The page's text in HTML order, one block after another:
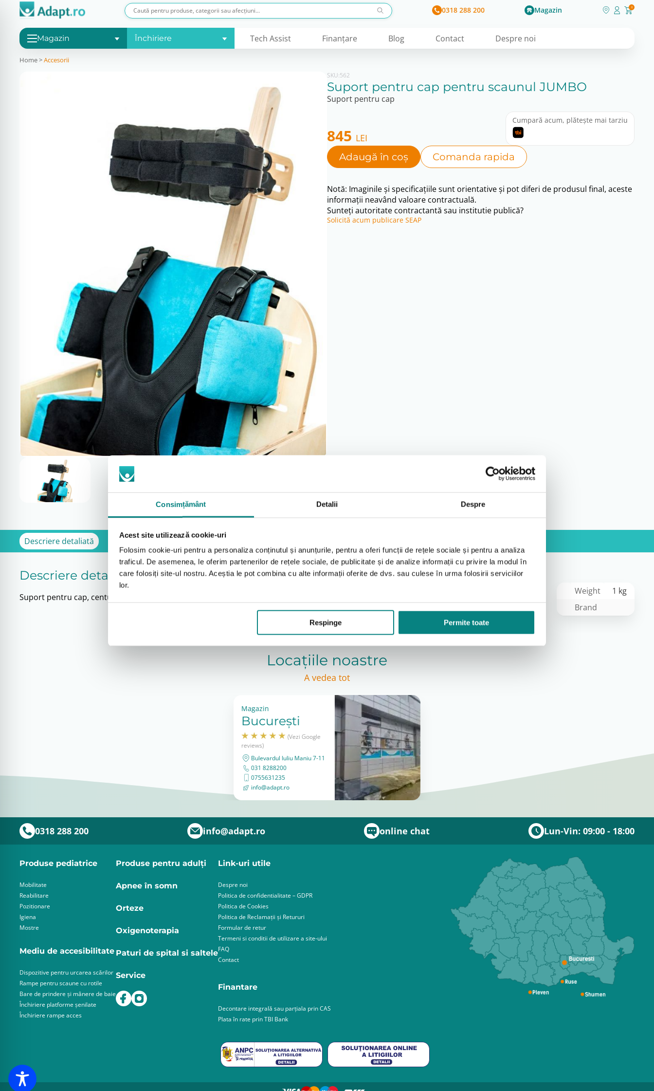
Consimțământ Detalii Despre
Acest site utilizează cookie-uri
Folosim cookie-uri pentru a personaliza conținutul și anunțurile, pentru a oferi funcții de rețele sociale și pentru a analiza
traficul. De asemenea, le oferim partenerilor de rețele sociale, de publicitate și de analize informații cu privire la modul în
care folosiți site-ul nostru. Aceștia le pot combina cu alte informații oferite de dvs. sau culese în urma folosirii serviciilor
lor.
Respinge Permite toate
0318 288 200 Magazin 0
Magazin Închiriere Tech Assist Finanţare Blog Contact Despre noi
Home>Accesorii
SKU:562
Suport pentru cap pentru scaunul JUMBO
Suport pentru cap
845 LEI
Cumpară acum, plătește mai tarziu
Adaugă în coș Comanda rapida
Notă: Imaginile și specificațiile sunt orientative și pot diferi de produsul final, aceste
informații neavând valoare contractuală.
Sunteți autoritate contractantă sau institutie publică?
Solicită acum publicare SEAP
Descriere detaliată
Descriere detaliată
Weight
1 kg
Brand
Suport pentru cap, centura nu este inclusă!
Locațiile noastre
A vedea tot
Magazin
București
(Vezi Google
reviews)
Bulevardul Iuliu Maniu 7-11
031 8288200
0755631235
info@adapt.ro
0318 288 200 info@adapt.ro online chat Lun-Vin: 09:00 - 18:00
Produse pediatrice
Mobilitate
Reabilitare
Pozitionare
Igiena
Mostre
Mediu de accesibilitate
Dispozitive pentru urcarea scărilor
Rampe pentru scaune cu rotile
Bare de prindere și mânere de baie
Închiriere platforme șenilate
Închiriere rampe acces
Produse pentru adulţi
Apnee în somn
Orteze
Oxigenoterapia
Paturi de spital si saltele
Service
Link-uri utile
Despre noi
Politica de confidentialitate – GDPR
Politica de Cookies
Politica de Reclamații și Retururi
Formular de retur
Termeni si conditii de utilizare a site-ului
FAQ
Contact
Finantare
Decontare integrală sau parțiala prin CAS
Plata în rate prin TBI Bank